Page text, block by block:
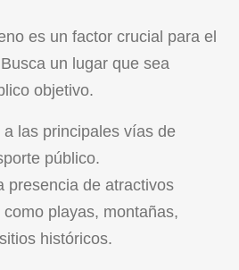
es un factor crucial para el
un lugar que sea
objetivo.
las principales vías de
público.
presencia de atractivos
playas, montañas,
históricos.